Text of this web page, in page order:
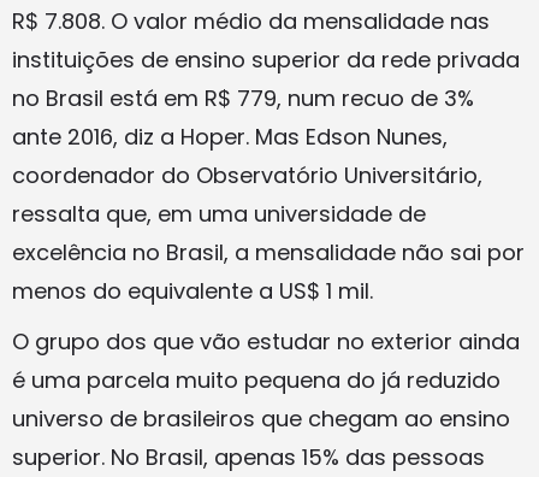
R$ 7.808. O valor médio da mensalidade nas
instituições de ensino superior da rede privada
no Brasil está em R$ 779, num recuo de 3%
ante 2016, diz a Hoper. Mas Edson Nunes,
coordenador do Observatório Universitário,
ressalta que, em uma universidade de
excelência no Brasil, a mensalidade não sai por
menos do equivalente a US$ 1 mil.
O grupo dos que vão estudar no exterior ainda
é uma parcela muito pequena do já reduzido
universo de brasileiros que chegam ao ensino
superior. No Brasil, apenas 15% das pessoas